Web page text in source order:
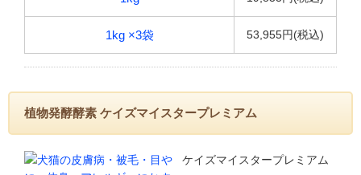
1kg ×3袋 53,955円(税込)
植物発酵酵素 ケイズマイスタープレミアム
ケイズマイスタープレミアム